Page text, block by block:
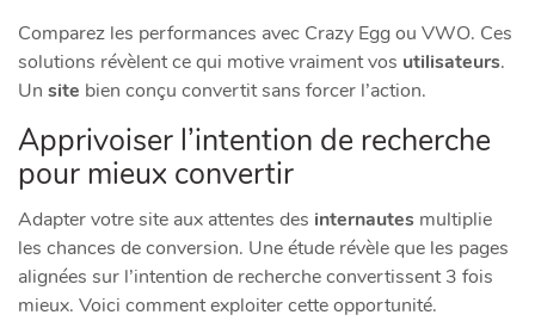
Comparez les performances avec Crazy Egg ou VWO. Ces
solutions révèlent ce qui motive vraiment vos utilisateurs.
Un site bien conçu convertit sans forcer l’action.
Apprivoiser l’intention de recherche
pour mieux convertir
Adapter votre site aux attentes des internautes multiplie
les chances de conversion. Une étude révèle que les pages
alignées sur l’intention de recherche convertissent 3 fois
mieux. Voici comment exploiter cette opportunité.